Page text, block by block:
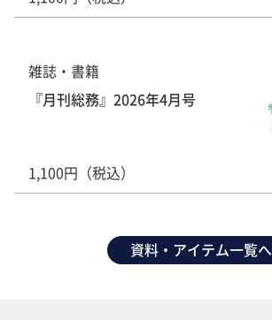
雑誌・書籍
『月刊総務』2026年4月号
1,100円（税込）
資料・アイテム一覧へ